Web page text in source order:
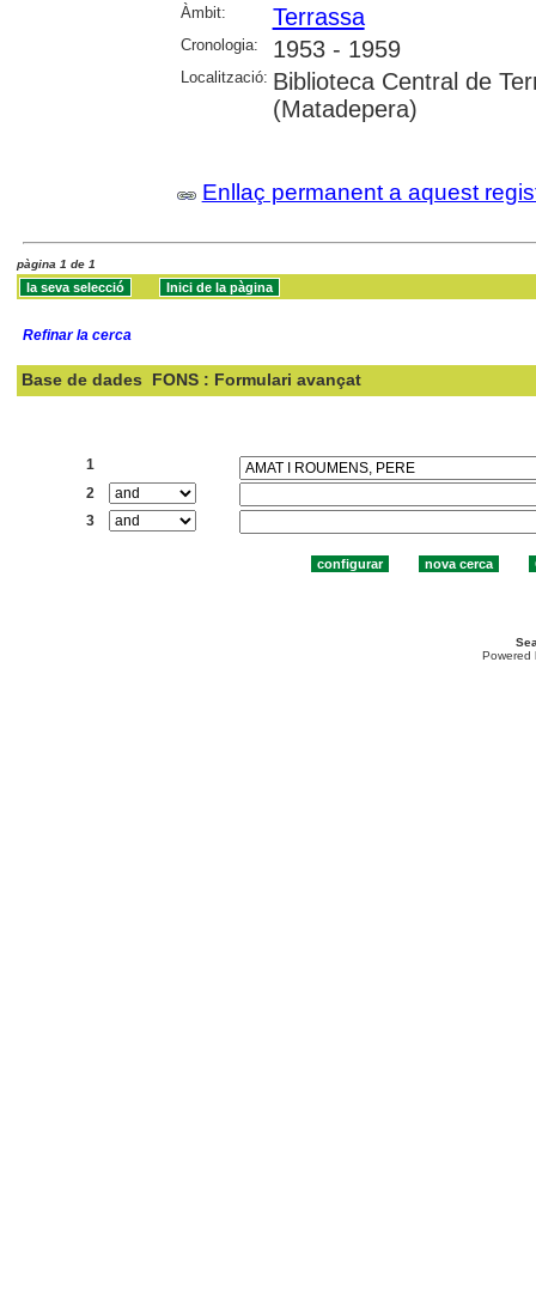
Àmbit: Terrassa
Cronologia: 1953 - 1959
Localització: Biblioteca Central de
(Matadepera)
Enllaç permanent a aquest
pàgina 1 de 1
Refinar la cerca
Base de dades FONS : Formulari avançat
1
2
3
Powered